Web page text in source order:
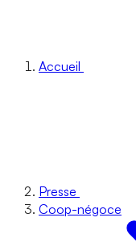
Accueil
Presse
Coop-négoce